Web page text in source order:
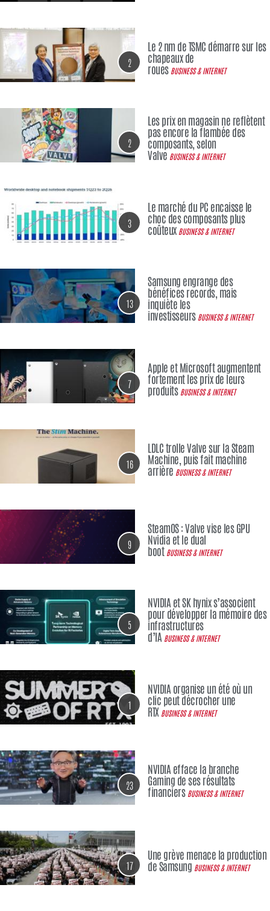
2
Le 2 nm de TSMC démarre sur les
chapeaux de
roues BUSINESS & INTERNET
2
Les prix en magasin ne reflètent
pas encore la flambée des
composants, selon
Valve BUSINESS & INTERNET
3
Le marché du PC encaisse le
choc des composants plus
coûteux BUSINESS & INTERNET
13
Samsung engrange des
bénéfices records, mais
inquiète les
investisseurs BUSINESS & INTERNET
7
Apple et Microsoft augmentent
fortement les prix de leurs
produits BUSINESS & INTERNET
16
LDLC trolle Valve sur la Steam
Machine, puis fait machine
arrière BUSINESS & INTERNET
9
SteamOS : Valve vise les GPU
Nvidia et le dual
boot BUSINESS & INTERNET
5
NVIDIA et SK hynix s’associent
pour développer la mémoire des
infrastructures
d’IA BUSINESS & INTERNET
1
NVIDIA organise un été où un
clic peut décrocher une
RTX BUSINESS & INTERNET
23
NVIDIA efface la branche
Gaming de ses résultats
financiers BUSINESS & INTERNET
17
Une grève menace la production
de Samsung BUSINESS & INTERNET